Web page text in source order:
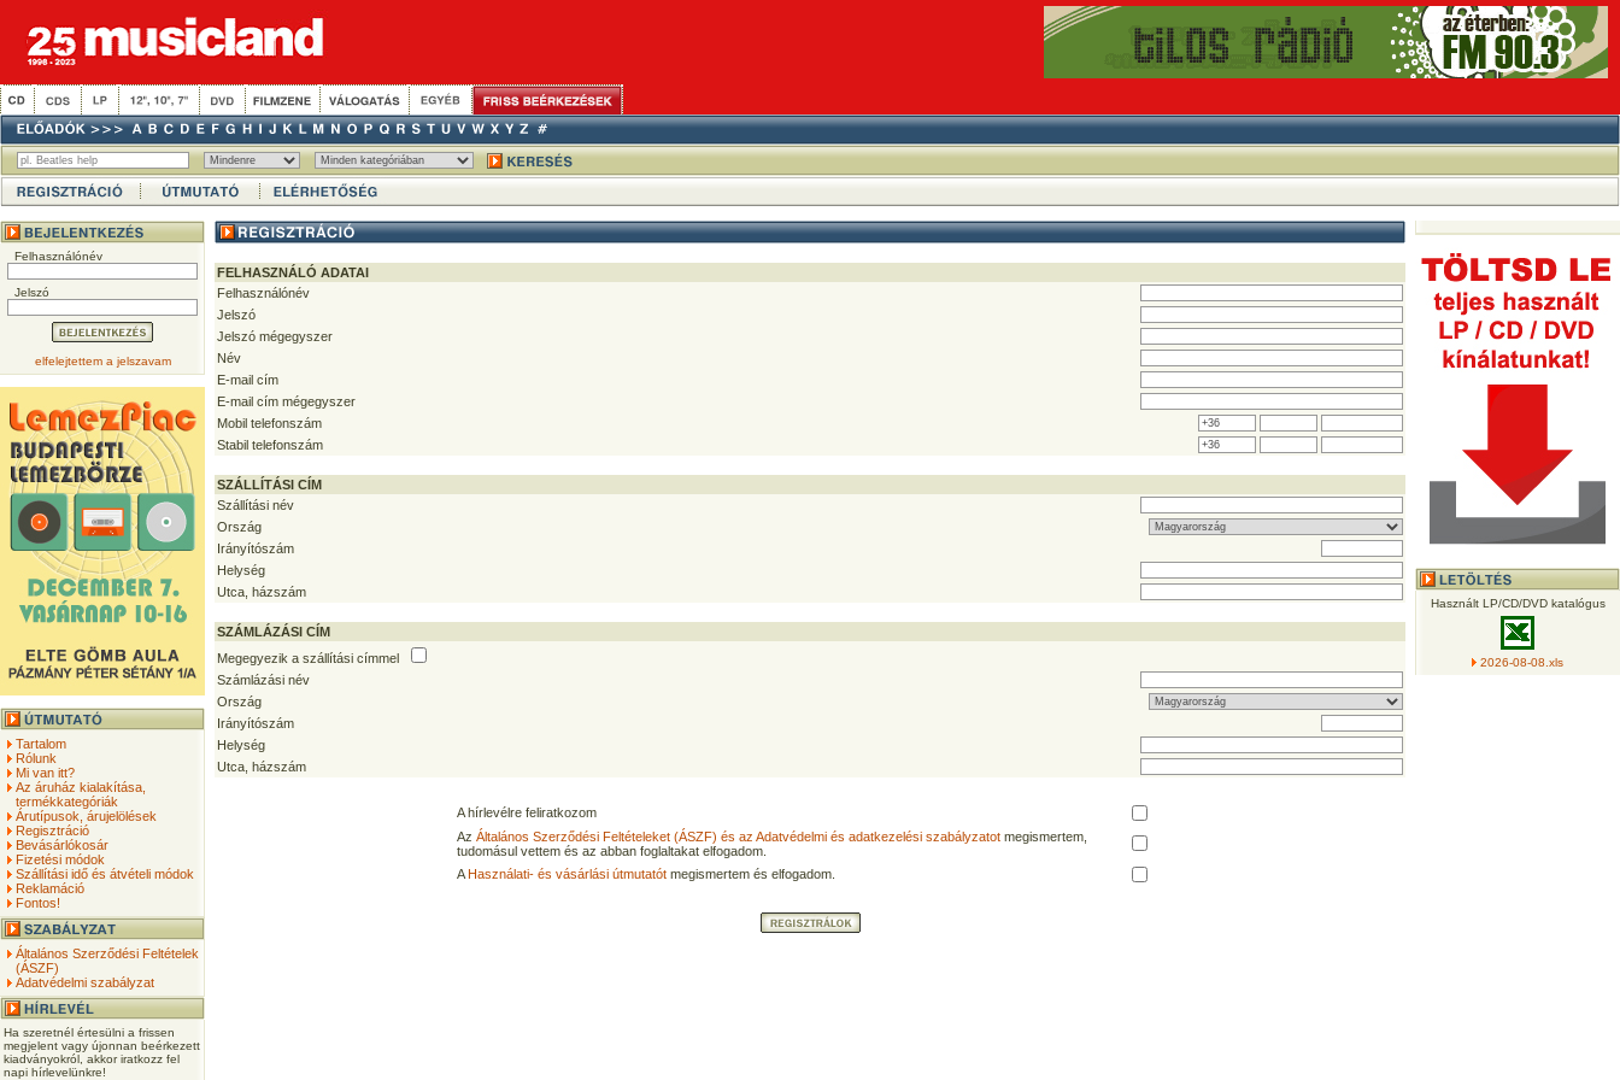
Felhasználónév
Jelszó
elfelejtettem a jelszavam
Tartalom
Rólunk
Mi van itt?
Az áruház kialakítása,
termékkategóriák
Árutípusok, árujelölések
Regisztráció
Bevásárlókosár
Fizetési módok
Szállítási idő és átvételi módok
Reklamáció
Fontos!
Általános Szerződési Feltételek
(ÁSZF)
Adatvédelmi szabályzat
Ha szeretnél értesülni a frissen
megjelent vagy újonnan beérkezett
kiadványokról, akkor iratkozz fel
napi hírlevelünkre!
FELHASZNÁLÓ ADATAI
Felhasználónév
Jelszó
Jelszó mégegyszer
Név
E-mail cím
E-mail cím mégegyszer
Mobil telefonszám
Stabil telefonszám
SZÁLLÍTÁSI CÍM
Szállítási név
Ország
Irányítószám
Helység
Utca, házszám
SZÁMLÁZÁSI CÍM
Megegyezik a szállítási címmel
Számlázási név
Ország
Irányítószám
Helység
Utca, házszám
A hírlevélre feliratkozom
Az Általános Szerződési Feltételeket (ÁSZF) és az Adatvédelmi és adatkezelési szabályzatot megismertem,
tudomásul vettem és az abban foglaltakat elfogadom.
AHasználati- és vásárlási útmutatót megismertem és elfogadom.
Használt LP/CD/DVD katalógus
2026-08-08.xls